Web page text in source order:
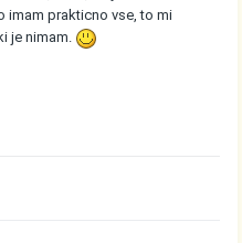
imam prakticno vse, to mi
je nimam.